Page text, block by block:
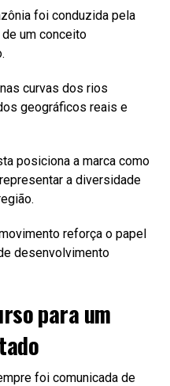
foi conduzida pela
um conceito
curvas dos rios
geográficos reais e
posiciona a marca como
a diversidade
reforça o papel
desenvolvimento
para um
foi comunicada de